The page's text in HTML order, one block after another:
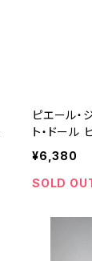
ピエール・
ト・ドール
¥6,380
SOLD